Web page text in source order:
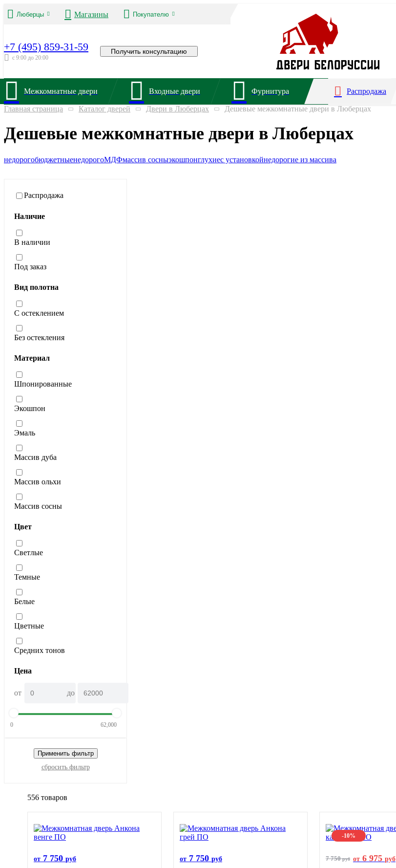
Люберцы Магазины Покупателю
+7 (495) 859-31-59
с 9:00 до 20:00
Получить консультацию
Межкомнатные двери Входные двери Фурнитура Распродажа
Главная страница Каталог дверей Двери в Люберцах Дешевые межкомнатные двери в Люберцах
Дешевые межкомнатные двери в Люберцах
недорогобюджетныенедорогоМДФмассив сосныэкошпонглухиес установкойнедорогие из массива
Распродажа
Наличие
В наличии
Под заказ
Вид полотна
С остеклением
Без остекления
Материал
Шпонированные
Экошпон
Эмаль
Массив дуба
Массив ольхи
Массив сосны
Цвет
Светлые
Темные
Белые
Цветные
Средних тонов
Цена
от до
0 62,000
Применить фильтр
сбросить фильтр
556 товаров
от 7 750 руб от 7 750 руб
-10%
7 750руб от 6 975 руб